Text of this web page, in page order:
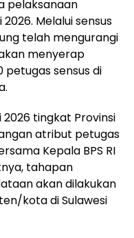
pelaksanaan
Melalui sensus
telah mengurangi
menyerap
petugas sensus di
2026 tingkat Provinsi
atribut petugas
Kepala BPS RI
tahapan
akan dilakukan
kota di Sulawesi